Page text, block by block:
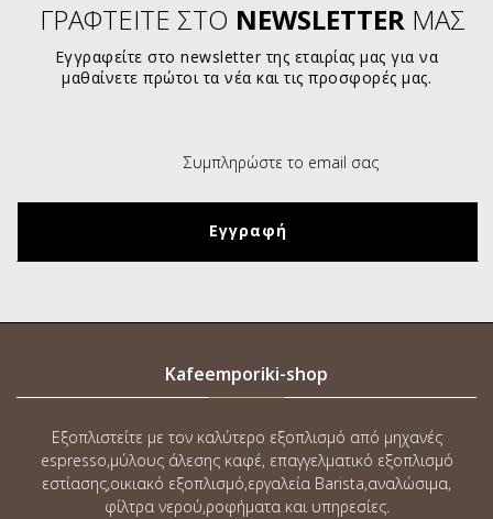
ΓΡΑΦΤΕΙΤΕ ΣΤΟ NEWSLETTERΜΑΣ
Εγγραφείτε στο newsletter της εταιρίας μας για να
μαθαίνετε πρώτοι τα νέα και τις προσφορές μας.
Kafeemporiki-shop
Εξοπλιστείτε με τον καλύτερο εξοπλισμό από μηχανές
espresso,μύλους άλεσης καφέ, επαγγελματικό εξοπλισμό
εστίασης,οικιακό εξοπλισμό,εργαλεία Barista,αναλώσιμα,
φίλτρα νερού,ροφήματα και υπηρεσίες.